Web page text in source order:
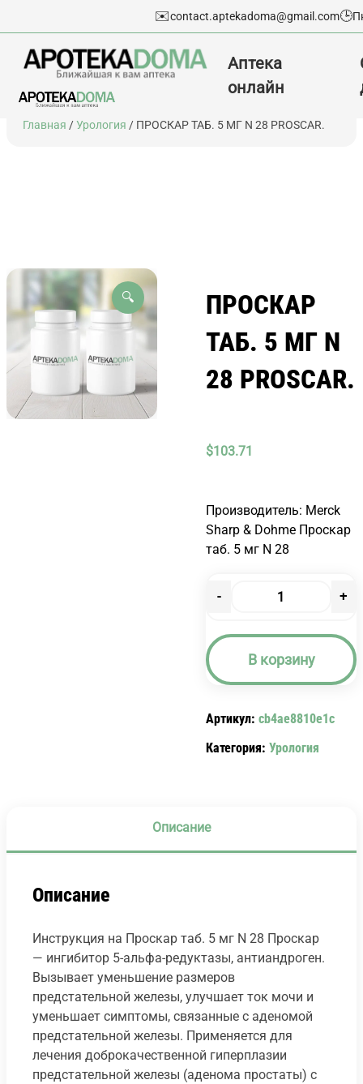
Перейти
✉️contact.aptekadoma@gmail.com🕒
Аптека
онлайн
Главная /Урология / ПРОСКАР ТАБ. 5 МГ N 28 PROSCAR.
🔍
ПРОСКАР
ТАБ. 5 МГ N
28 PROSCAR.
$103.71
Производитель: Merck
Sharp & Dohme Проскар
таб. 5 мг N 28
-
ПРОСКАР
ТАБ.
5
N
28
+
В корзину
Артикул: cb4ae8810e1c
Категория: Урология
Описание
Описание
Инструкция на Проскар таб. 5 мг N 28 Проскар
— ингибитор 5-альфа-редуктазы, антиандроген.
Вызывает уменьшение размеров
предстательной железы, улучшает ток мочи и
уменьшает симптомы, связанные с аденомой
предстательной железы. Применяется для
лечения доброкачественной гиперплазии
предстательной железы (аденома простаты) с